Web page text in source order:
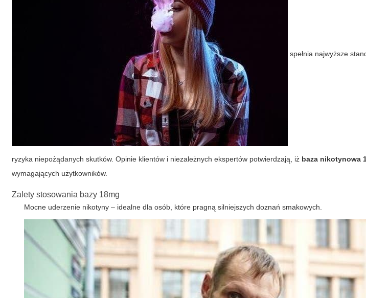
spełnia najwyższe
ryzyka niepożądanych skutków. Opinie klientów i niezależnych ekspertów potwierdzają, iż baza nikotynowa
wymagających użytkowników.
Zalety stosowania bazy 18mg
Mocne uderzenie nikotyny – idealne dla osób, które pragną silniejszych doznań smakowych.